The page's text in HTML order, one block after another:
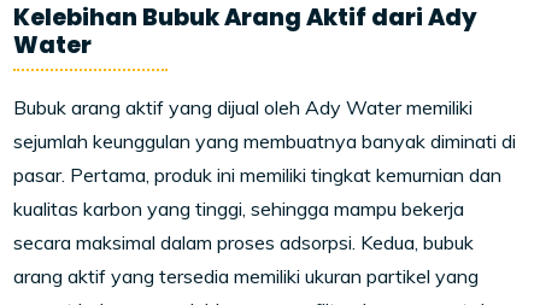
Kelebihan Bubuk Arang Aktif dari Ady
Water
Bubuk arang aktif yang dijual oleh Ady Water memiliki
sejumlah keunggulan yang membuatnya banyak diminati di
pasar. Pertama, produk ini memiliki tingkat kemurnian dan
kualitas karbon yang tinggi, sehingga mampu bekerja
secara maksimal dalam proses adsorpsi. Kedua, bubuk
arang aktif yang tersedia memiliki ukuran partikel yang